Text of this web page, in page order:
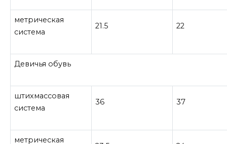
метрическая
система
21.5 22
Девичья обувь
штихмассовая
система
36 37
метрическая